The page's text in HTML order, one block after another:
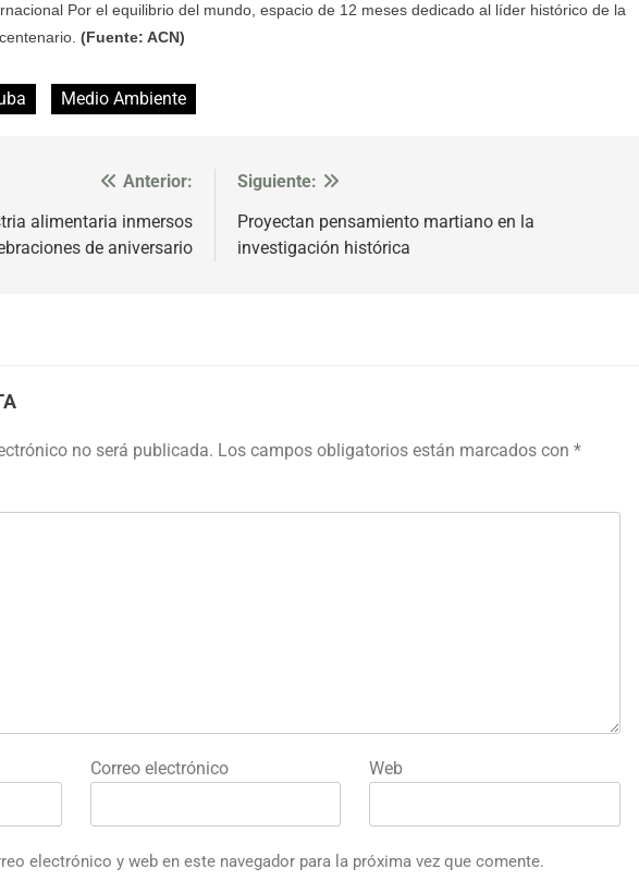
Por el equilibrio del mundo, espacio de 12 meses dedicado al líder histórico de la
(Fuente: ACN)
Medio Ambiente
Anterior:
alimentaria inmersos
de aniversario
Siguiente:
Proyectan pensamiento martiano en la
investigación histórica
no será publicada. Los campos obligatorios están marcados con *
Correo electrónico Web
electrónico y web en este navegador para la próxima vez que comente.